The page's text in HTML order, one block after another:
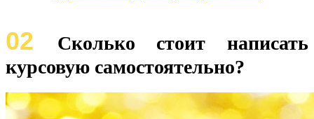
02
Сколько стоит написать
курсовую самостоятельно?